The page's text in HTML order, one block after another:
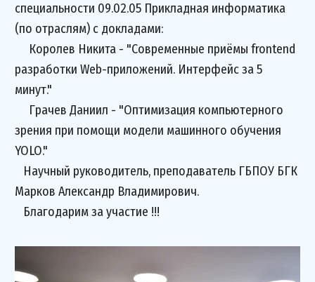
специальности 09.02.05 Прикладная информатика
(по отраслям) с докладами:
Королев Никита - "Современные приёмы frontend
разработки Web-приложений. Интерфейс за 5
минут."
Грачев Даниил - "Оптимизация компьютерного
зрения при помощи модели машинного обучения
YOLO."
Научный руководитель, преподаватель ГБПОУ БГК
Марков Александр Владимирович.
Благодарим за участие !!!